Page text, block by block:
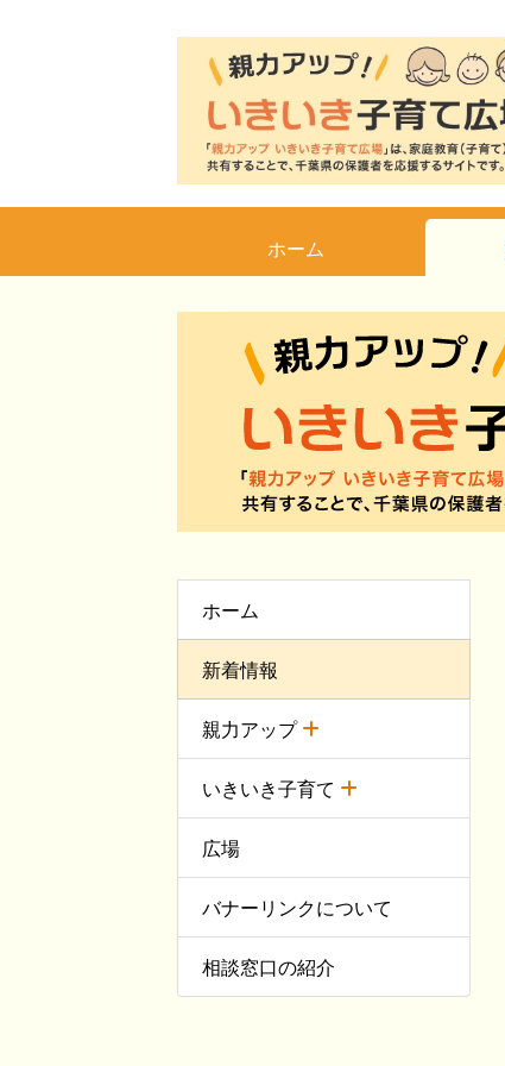
ホーム
ホーム
新着情報
親力アップ
いきいき子育て
広場
バナーリンクについて
相談窓口の紹介